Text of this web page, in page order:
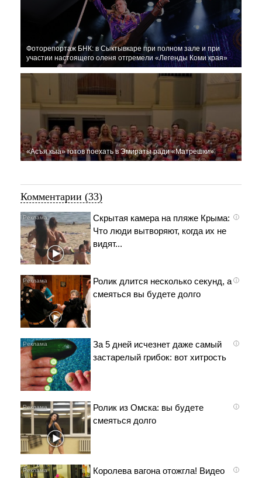
Фоторепортаж БНК: в Сыктывкаре при полном зале и при
участии настоящего оленя отгремели «Легенды Коми края»
«Асъя кыа» готов поехать в Эмираты ради «Матрешки»
Комментарии (33)
i
Скрытая камера на пляже Крыма:
Что люди вытворяют, когда их не
видят...
i
Ролик длится несколько секунд, а
смеяться вы будете долго
i
За 5 дней исчезнет даже самый
застарелый грибок: вот хитрость
i
Ролик из Омска: вы будете
смеяться долго
i
Королева вагона отожгла! Видео